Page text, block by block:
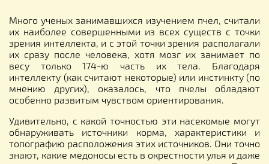
Много ученых занимавшихся изучением пчел, считали
их наиболее совершенными из всех существ с точки
зрения интеллекта, и с этой точки зрения располагали
их сразу после человека, хотя мозг их занимает по
весу только 174-ю часть их тела. Благодаря
интеллекту (как считают некоторые) или инстинкту (по
мнению других), оказалось, что пчелы обладают
особенно развитым чувством ориентирования.
Удивительно, с какой точностью эти насекомые могут
обнаруживать источники корма, характеристики и
топографию расположения этих источников. Они точно
знают, какие медоносы есть в окрестности улья и даже